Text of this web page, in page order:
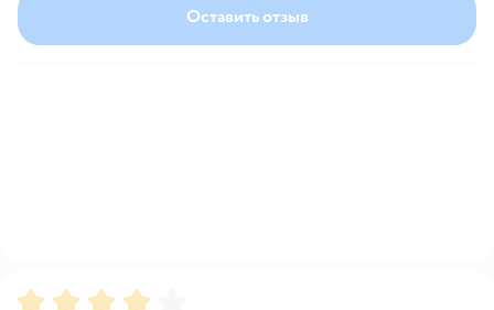
Оставить отзыв
Рейтинг:4